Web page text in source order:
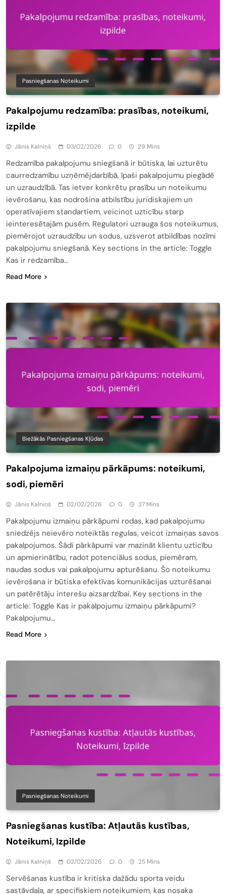
Pasniegšanas Noteikumi
Pakalpojumu redzamība: prasības, noteikumi,
izpilde
Jānis Kalniņš 03/02/2026 0 29 Mins
Redzamība pakalpojumu sniegšanā ir būtiska, lai uzturētu
caurredzamību uzņēmējdarbībā, īpaši pakalpojumu piegādē
un uzraudzībā. Tas ietver konkrētu prasību un noteikumu
ievērošanu, kas nodrošina atbilstību juridiskajiem un
operatīvajiem standartiem, veicinot uzticību starp
ieinteresētajām pusēm. Regulatori uzrauga šos noteikumus,
piemērojot uzraudzību un sodus, uzsverot atbildības nozīmi
pakalpojumu sniegšanā. Key sections in the article: Toggle
Kas ir redzamība…
Read More
Biežākās Pasniegšanas Kļūdas
Pakalpojuma izmaiņu pārkāpums: noteikumi,
sodi, piemēri
Jānis Kalniņš 02/02/2026 0 37 Mins
Pakalpojumu izmaiņu pārkāpumi rodas, kad pakalpojumu
sniedzējs neievēro noteiktās regulas, veicot izmaiņas savos
pakalpojumos. Šādi pārkāpumi var mazināt klientu uzticību
un apmierinātību, radot potenciālus sodus, piemēram,
naudas sodus vai pakalpojumu apturēšanu. Šo noteikumu
ievērošana ir būtiska efektīvas komunikācijas uzturēšanai
un patērētāju interešu aizsardzībai. Key sections in the
article: Toggle Kas ir pakalpojumu izmaiņu pārkāpumi?
Pakalpojumu…
Read More
Pasniegšanas Noteikumi
Pasniegšanas kustība: Atļautās kustības,
Noteikumi, Izpilde
Jānis Kalniņš 02/02/2026 0 25 Mins
Servēšanas kustība ir kritiska dažādu sporta veidu
sastāvdaļa, ar specifiskiem noteikumiem, kas nosaka